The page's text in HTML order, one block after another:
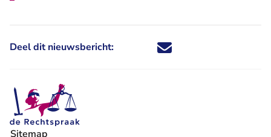
Deel dit nieuwsbericht: Deel dit nieuwsbericht via X -
Deel dit nieuwsbericht via
Deel dit nieuwsbericht
Deel dit
Sitemap